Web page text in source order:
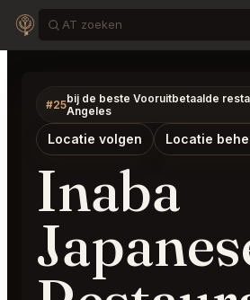
#25bij de beste Vooruitbetaalde
Angeles
Locatie volgen Locatie
Inaba